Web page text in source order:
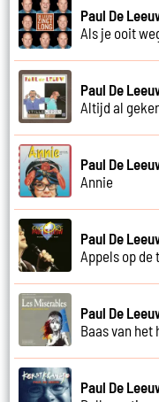
Paul De
Als je ooit
Paul De
Altijd al
Paul De
Annie
Paul De
Appels op
Paul De
Baas van het
Paul De